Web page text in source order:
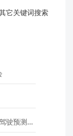
它关键词搜索
型挑战赛